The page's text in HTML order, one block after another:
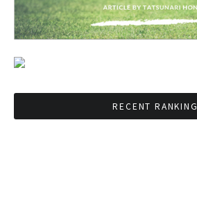
RECENT RANKING